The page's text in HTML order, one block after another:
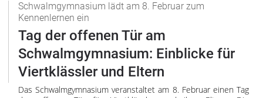
Schwalmgymnasium lädt am 8. Februar zum
Kennenlernen ein
Tag der offenen Tür am
Schwalmgymnasium: Einblicke für
Viertklässler und Eltern
Das Schwalmgymnasium veranstaltet am 8. Februar einen Tag